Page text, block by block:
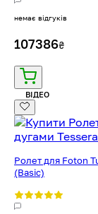
немає відгуків
107386₴
ВІДЕО
Ролет для Foton
(Basic)